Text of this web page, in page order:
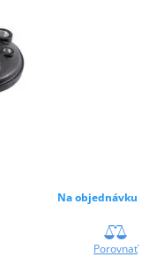
Na objednávku
Porovnať